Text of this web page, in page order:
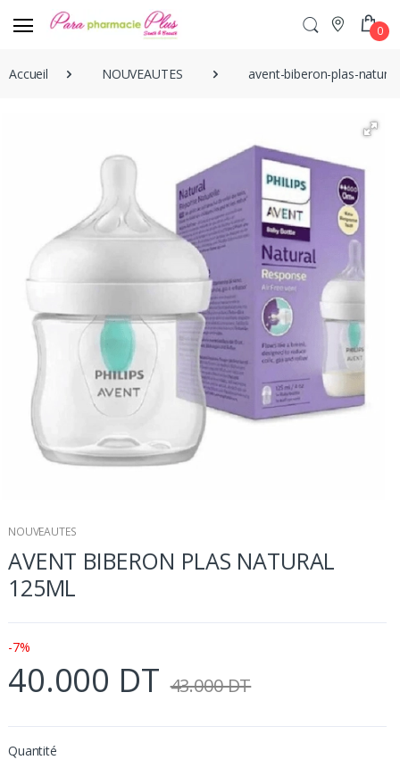
0
Accueil NOUVEAUTES avent-biberon-plas-
NOUVEAUTES
AVENT BIBERON PLAS NATURAL
125ML
-7%
40.000 DT 43.000 DT
Quantité